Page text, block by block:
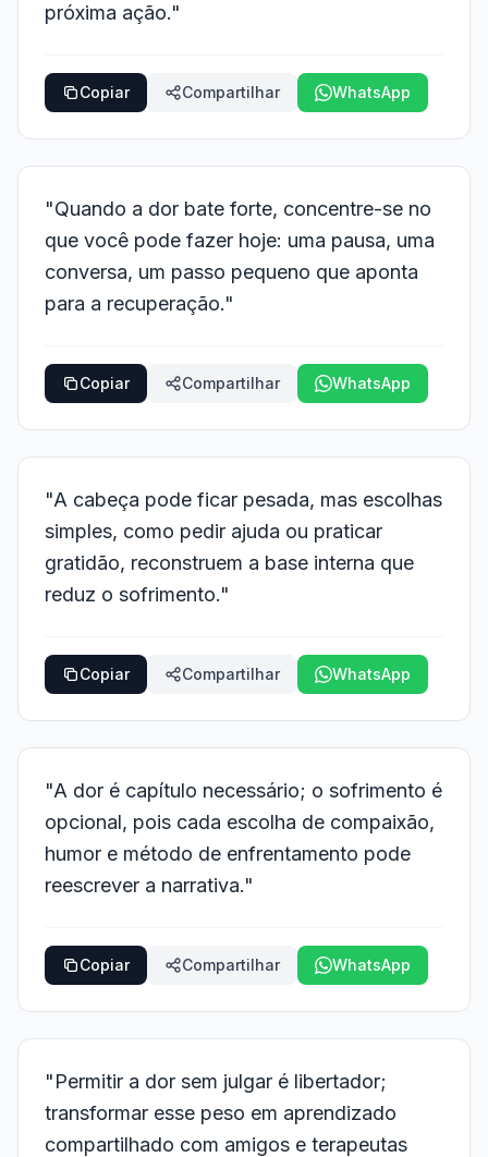
próxima ação."
Copiar Compartilhar WhatsApp
"Quando a dor bate forte, concentre-se no
que você pode fazer hoje: uma pausa, uma
conversa, um passo pequeno que aponta
para a recuperação."
Copiar Compartilhar WhatsApp
"A cabeça pode ficar pesada, mas escolhas
simples, como pedir ajuda ou praticar
gratidão, reconstruem a base interna que
reduz o sofrimento."
Copiar Compartilhar WhatsApp
"A dor é capítulo necessário; o sofrimento é
opcional, pois cada escolha de compaixão,
humor e método de enfrentamento pode
reescrever a narrativa."
Copiar Compartilhar WhatsApp
"Permitir a dor sem julgar é libertador;
transformar esse peso em aprendizado
compartilhado com amigos e terapeutas